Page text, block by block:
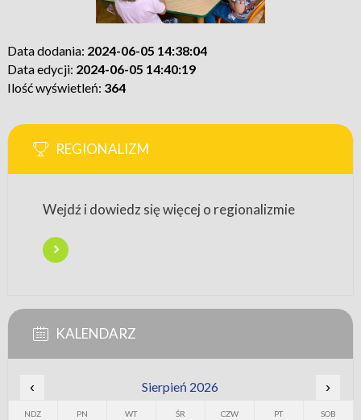
Data dodania: 2024-06-05 14:38:04
Data edycji: 2024-06-05 14:40:19
Ilość wyświetleń: 364
REGIONALIZM
Wejdź i dowiedz się więcej o regionalizmie
KALENDARZ
‹ Sierpień 2026 ›
NDZ PN WT ŚR CZW PT SOB